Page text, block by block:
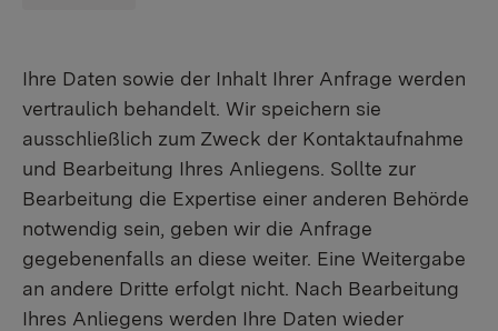
Ihre Daten sowie der Inhalt Ihrer Anfrage werden
vertraulich behandelt. Wir speichern sie
ausschließlich zum Zweck der Kontaktaufnahme
und Bearbeitung Ihres Anliegens. Sollte zur
Bearbeitung die Expertise einer anderen Behörde
notwendig sein, geben wir die Anfrage
gegebenenfalls an diese weiter. Eine Weitergabe
an andere Dritte erfolgt nicht. Nach Bearbeitung
Ihres Anliegens werden Ihre Daten wieder